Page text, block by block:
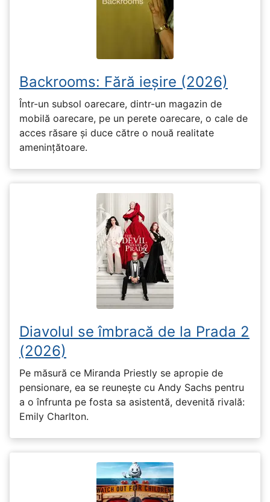
Backrooms: Fără ieșire (2026)
Într-un subsol oarecare, dintr-un magazin de
mobilă oarecare, pe un perete oarecare, o cale de
acces răsare și duce către o nouă realitate
amenințătoare.
Diavolul se îmbracă de la Prada 2
(2026)
Pe măsură ce Miranda Priestly se apropie de
pensionare, ea se reunește cu Andy Sachs pentru
a o înfrunta pe fosta sa asistentă, devenită rivală:
Emily Charlton.